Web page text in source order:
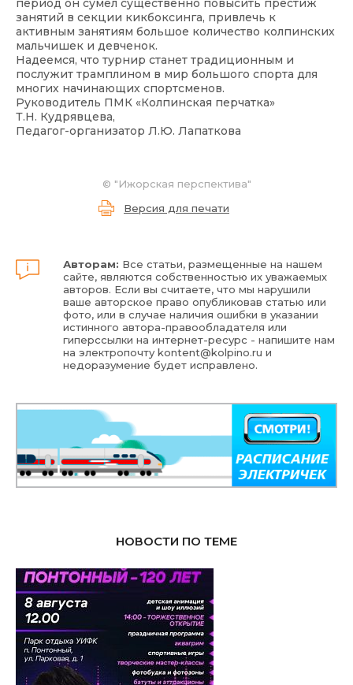
период он сумел существенно повысить престиж
занятий в секции кикбоксинга, привлечь к
активным занятиям большое количество колпинских
мальчишек и девченок.
Надеемся, что турнир станет традиционным и
послужит трамплином в мир большого спорта для
многих начинающих спортсменов.
Руководитель ПМК «Колпинская перчатка»
Т.Н. Кудрявцева,
Педагог-организатор Л.Ю. Лапаткова
© "Ижорская перспектива"
Версия для печати
Авторам: Все статьи, размещенные на нашем
сайте, являются собственностью их уважаемых
авторов. Если вы считаете, что мы нарушили
ваше авторское право опубликовав статью или
фото, или в случае наличия ошибки в указании
истинного автора-правообладателя или
гиперссылки на интернет-ресурс - напишите нам
на электропочтуkontent@kolpino.ru и
недоразумение будет исправлено.
НОВОСТИ ПО ТЕМЕ